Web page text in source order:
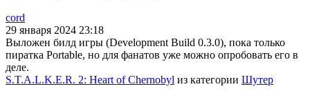
cord
29 января 2024 23:18
Выложен билд игры (Development Build 0.3.0), пока только
пиратка Portable, но для фанатов уже можно опробовать его в
деле.
S.T.A.L.K.E.R. 2: Heart of Chernobyl из категории Шутер